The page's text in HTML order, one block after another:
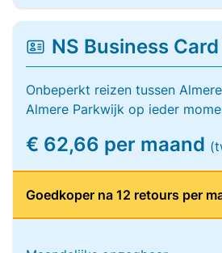
NS Business
Onbeperkt reizen tussen
Almere Parkwijk op ieder
€ 62,66 per maand
Goedkoper na 12 retours per